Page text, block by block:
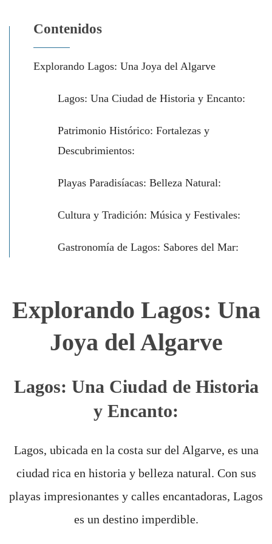
Explorando Lagos: Una
Joya del Algarve
Lagos: Una Ciudad de Historia
y Encanto:
Lagos, ubicada en la costa sur del Algarve, es una
ciudad rica en historia y belleza natural. Con sus
playas impresionantes y calles encantadoras, Lagos
es un destino imperdible.
Contenidos
Explorando Lagos: Una Joya del Algarve
Lagos: Una Ciudad de Historia y Encanto:
Patrimonio Histórico: Fortalezas y
Descubrimientos:
Playas Paradisíacas: Belleza Natural:
Cultura y Tradición: Música y Festivales:
Gastronomía de Lagos: Sabores del Mar: